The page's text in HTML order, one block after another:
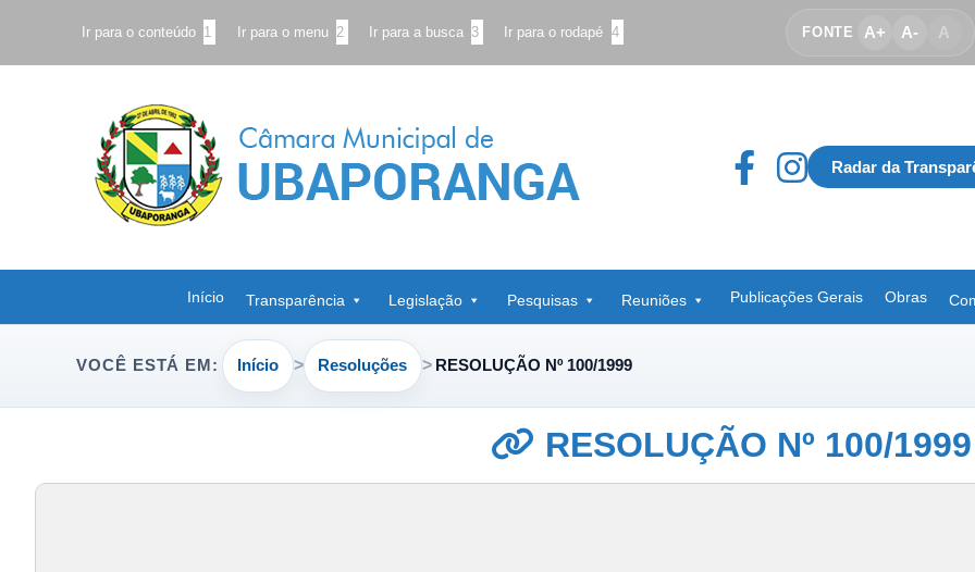
Ir para o conteúdo 1 Ir para o menu 2 Ir para a busca 3 Ir para o rodapé 4 FONTE A+ A- A
Radar da
Início Transparência Legislação Pesquisas Reuniões Publicações Gerais Obras
VOCÊ ESTÁ EM: Início Resoluções RESOLUÇÃO Nº 100/1999
RESOLUÇÃO Nº 100/1999